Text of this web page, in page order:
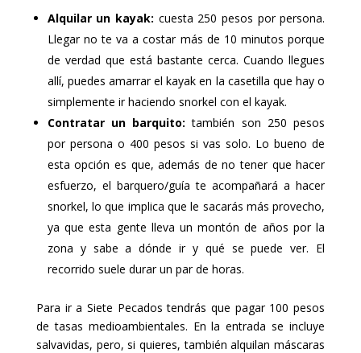
Alquilar un kayak: cuesta 250 pesos por persona.
Llegar no te va a costar más de 10 minutos porque
de verdad que está bastante cerca. Cuando llegues
allí, puedes amarrar el kayak en la casetilla que hay o
simplemente ir haciendo snorkel con el kayak.
Contratar un barquito: también son 250 pesos
por persona o 400 pesos si vas solo. Lo bueno de
esta opción es que, además de no tener que hacer
esfuerzo, el barquero/guía te acompañará a hacer
snorkel, lo que implica que le sacarás más provecho,
ya que esta gente lleva un montón de años por la
zona y sabe a dónde ir y qué se puede ver. El
recorrido suele durar un par de horas.
Para ir a Siete Pecados tendrás que pagar 100 pesos
de tasas medioambientales. En la entrada se incluye
salvavidas, pero, si quieres, también alquilan máscaras